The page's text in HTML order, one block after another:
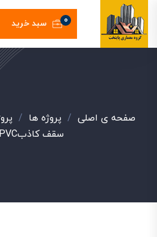
سبد خرید 0
صفحه ی اصلی / پروژه ها /
سقف کاذبPVC